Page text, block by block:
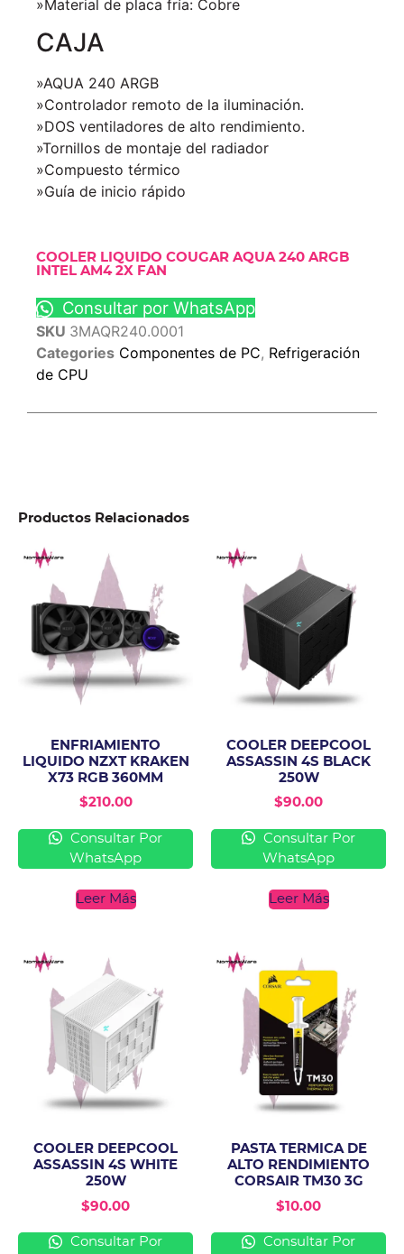
»Material de placa fría: Cobre
CAJA
»AQUA 240 ARGB
»Controlador remoto de la iluminación.
»DOS ventiladores de alto rendimiento.
»Tornillos de montaje del radiador
»Compuesto térmico
»Guía de inicio rápido
COOLER LIQUIDO COUGAR AQUA 240 ARGB
INTEL AM4 2X FAN
Consultar por WhatsApp
SKU 3MAQR240.0001
Categories Componentes de PC, Refrigeración
de CPU
Productos Relacionados
ENFRIAMIENTO
LIQUIDO NZXT KRAKEN
X73 RGB 360MM
$210.00
Consultar Por
WhatsApp
Leer Más
COOLER DEEPCOOL
ASSASSIN 4S BLACK
250W
$90.00
Consultar Por
WhatsApp
Leer Más
COOLER DEEPCOOL
ASSASSIN 4S WHITE
250W
$90.00
Consultar Por
PASTA TERMICA DE
ALTO RENDIMIENTO
CORSAIR TM30 3G
$10.00
Consultar Por